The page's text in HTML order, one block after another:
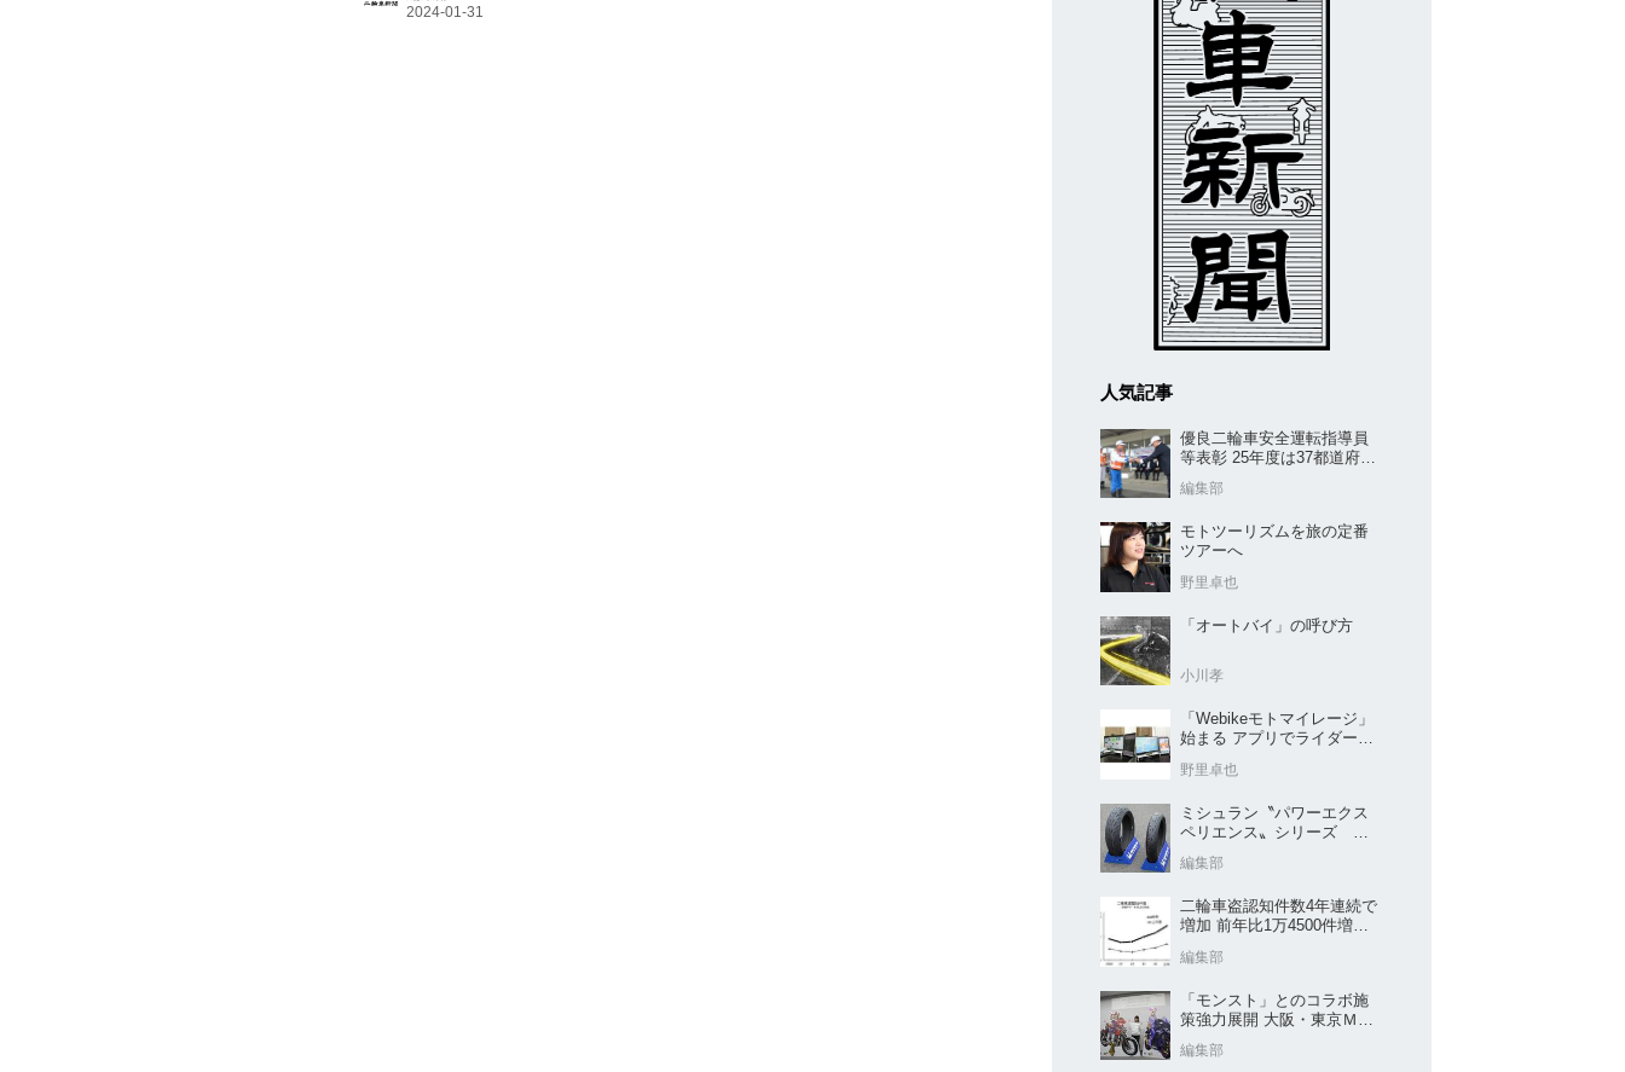
人気記事
優良二輪車安全運転指導員
等表彰 25年度は37都道府県
編集部
モトツーリズムを旅の定番
ツアーへ
野里卓也
「オートバイ」の呼び方
小川孝
「Webikeモトマイレージ」
始まる アプリでライダーと
野里卓也
ミシュラン〝パワーエクス
ペリエンス〟シリーズ
売
編集部
二輪車盗認知件数4年連続で
増加 前年比1万4500件増／
編集部
「モンスト」とのコラボ施
策強力展開 大阪・東京ＭＣ
編集部